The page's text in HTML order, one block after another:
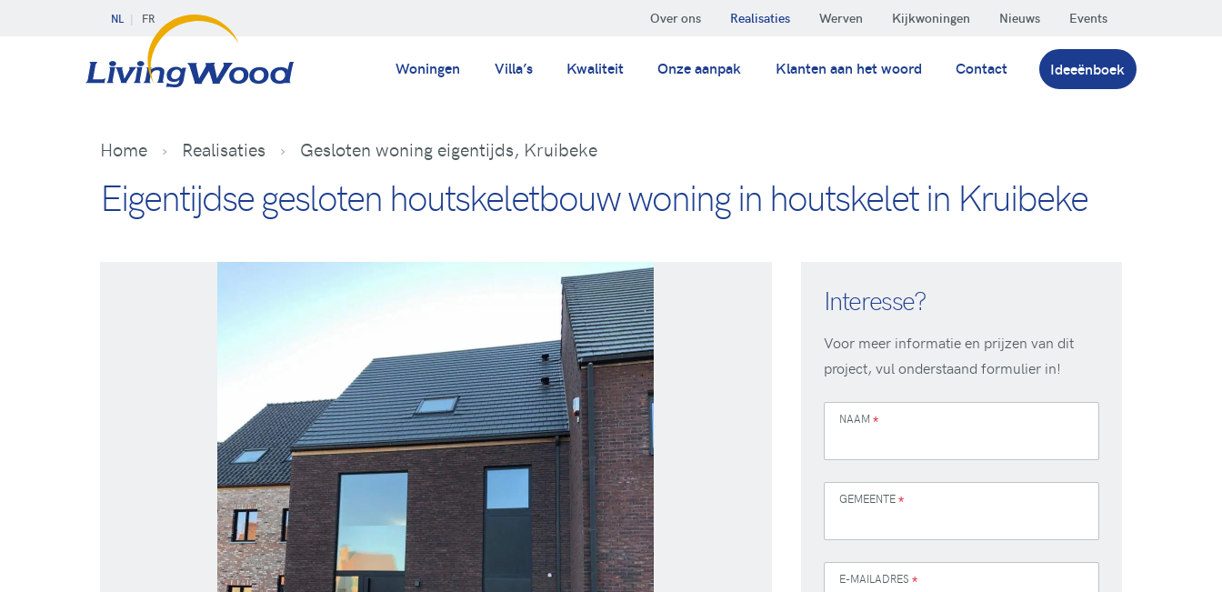
NL FR Over ons Realisaties Werven Kijkwoningen Nieuws Events
Woningen Villa’s Kwaliteit Onze aanpak Klanten aan het woord Contact Ideeënboek
Home Realisaties Gesloten woning eigentijds, Kruibeke
Eigentijdse gesloten houtskeletbouw woning in houtskelet in Kruibeke
Interesse?
Voor meer informatie en prijzen van dit
project, vul onderstaand formulier in!
NAAM *
GEMEENTE*
E-MAILADRES *